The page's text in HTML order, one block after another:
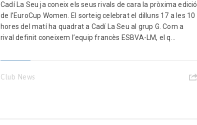
Cadí La Seu ja coneix els seus rivals de cara la pròxima edició
de l’EuroCup Women. El sorteig celebrat el dilluns 17 a les 10
hores del matí ha quadrat a Cadí La Seu al grup G. Com a
rival definit coneixem l’equip francès ESBVA-LM, el q...
Club News